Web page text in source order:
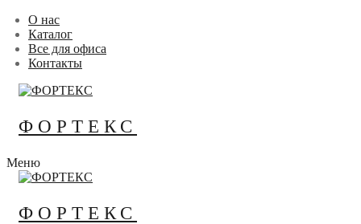
Перейти
содержимому
Меню
Закрыть
О нас
Каталог
Все для офиса
Контакты
ФОРТЕКС
Меню
ФОРТЕКС